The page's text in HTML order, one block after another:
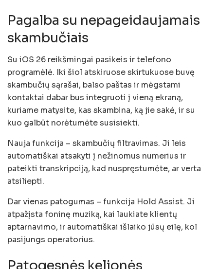
Pagalba su nepageidaujamais
skambučiais
Su iOS 26 reikšmingai pasikeis ir telefono
programėlė. Iki šiol atskiruose skirtukuose buvę
skambučių sąrašai, balso paštas ir mėgstami
kontaktai dabar bus integruoti į vieną ekraną,
kuriame matysite, kas skambina, ką jie sakė, ir su
kuo galbūt norėtumėte susisiekti.
Nauja funkcija – skambučių filtravimas. Ji leis
automatiškai atsakyti į nežinomus numerius ir
pateikti transkripciją, kad nuspręstumėte, ar verta
atsiliepti.
Dar vienas patogumas – funkcija Hold Assist. Ji
atpažįsta foninę muziką, kai laukiate klientų
aptarnavimo, ir automatiškai išlaiko jūsų eilę, kol
pasijungs operatorius.